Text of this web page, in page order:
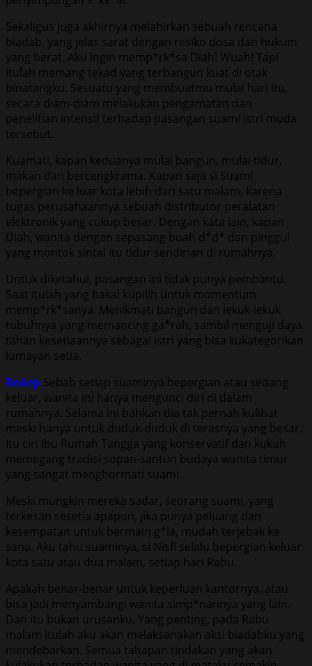
Sekaligus juga akhirnya melahirkan sebuah rencana
biadab, yang jelas sarat dengan resiko dosa dan hukum
yang berat. Aku ingin memp*rk*sa Diah! Wuah! Tapi
itulah memang tekad yang terbangun kuat di otak
binatangku. Sesuatu yang membuatmu mulai hari itu,
secara diam-diam melakukan pengamatan dan
penelitian intensif terhadap pasangan suami istri muda
tersebut.
Kuamati, kapan keduanya mulai bangun, mulai tidur,
makan dan bercengkrama. Kapan saja si Suami
bepergian ke luar kota lebih dari satu malam, karena
tugas perusahaannya sebuah distributor peralatan
elektronik yang cukup besar. Dengan kata lain, kapan
Diah, wanita dengan sepasang buah d*d* dan pinggul
yang montok sintal itu tidur sendirian di rumahnya.
Untuk diketahui, pasangan ini tidak punya pembantu.
Saat itulah yang bakal kupilih untuk momentum
memp*rk*sanya. Menikmati bangun dan lekuk-lekuk
tubuhnya yang memancing ga*rah, sambil menguji daya
tahan kesetiaannya sebagai istri yang bisa kukategorikan
lumayan setia.
Bokep Sebab setiap suaminya bepergian atau sedang
keluar, wanita ini hanya mengunci diri di dalam
rumahnya. Selama ini bahkan dia tak pernah kulihat
meski hanya untuk duduk-duduk di terasnya yang besar.
Itu ciri Ibu Rumah Tangga yang konservatif dan kukuh
memegang tradisi sopan-santun budaya wanita timur
yang sangat menghormati suami.
Meski mungkin mereka sadar, seorang suami, yang
terkesan sesetia apapun, jika punya peluang dan
kesempatan untuk bermain g*la, mudah terjebak ke
sana. Aku tahu suaminya, si Nisfi selalu bepergian keluar
kota satu atau dua malam, setiap hari Rabu.
Apakah benar-benar untuk keperluan kantornya, atau
bisa jadi menyambangi wanita simp*nannya yang lain.
Dan itu bukan urusanku. Yang penting, pada Rabu
malam itulah aku akan melaksanakan aksi biadabku yang
mendebarkan. Semua tahapan tindakan yang akan